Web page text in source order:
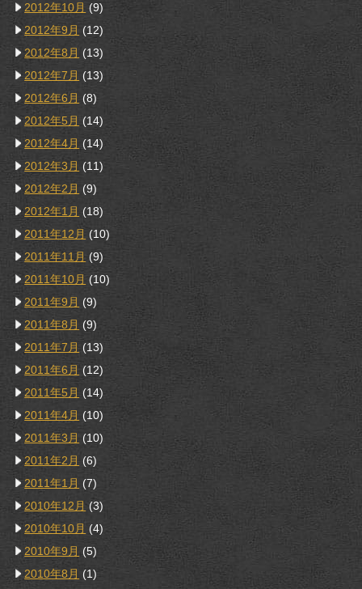
2012年10月 (9)
2012年9月 (12)
2012年8月 (13)
2012年7月 (13)
2012年6月 (8)
2012年5月 (14)
2012年4月 (14)
2012年3月 (11)
2012年2月 (9)
2012年1月 (18)
2011年12月 (10)
2011年11月 (9)
2011年10月 (10)
2011年9月 (9)
2011年8月 (9)
2011年7月 (13)
2011年6月 (12)
2011年5月 (14)
2011年4月 (10)
2011年3月 (10)
2011年2月 (6)
2011年1月 (7)
2010年12月 (3)
2010年10月 (4)
2010年9月 (5)
2010年8月 (1)